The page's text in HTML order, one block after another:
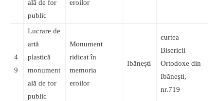
ală de for
public
eroilor
4
9
Lucrare de
artă
plastică
monument
ală de for
public
Monument
ridicat în
memoria
eroilor
Ibănești
curtea
Bisericii
Ortodoxe din
Ibănești,
nr.719